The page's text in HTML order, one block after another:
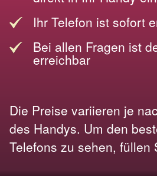
Ihr Telefon ist sofort
Bei allen Fragen ist
erreichbar
Die Preise variieren je
des Handys. Um den
Telefons zu sehen, füllen